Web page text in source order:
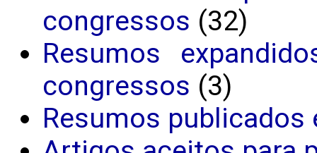
congressos (32)
Resumos
congressos (3)
Resumos